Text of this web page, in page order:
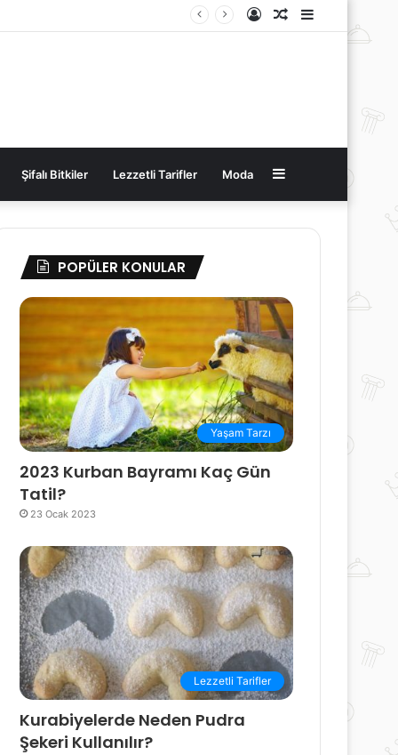
Kenar
Bölmesi
Rastgele
Kayıt
Şifalı Bitkiler Lezzetli Tarifler Moda Kenar
Bölmesi
POPÜLER KONULAR
Yaşam Tarzı
2023 Kurban Bayramı Kaç Gün
Tatil?
23 Ocak 2023
Lezzetli Tarifler
Kurabiyelerde Neden Pudra
Şekeri Kullanılır?